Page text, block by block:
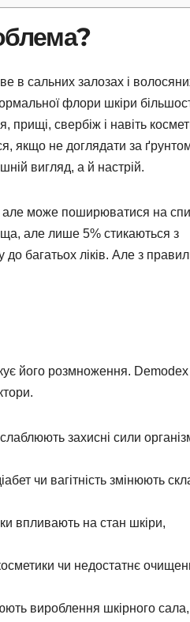
в сальних залозах і
флори шкіри
свербіж і навіть
якщо не доглядати за
вигляд, а й настрій.
але може поширюватися на
але лише 5% стикаються з
багатьох ліків. Але з
його розмноження. Demodex
захисні сили
чи вагітність змінюють
впливають на стан шкіри,
чи недостатнє
вироблення шкірного